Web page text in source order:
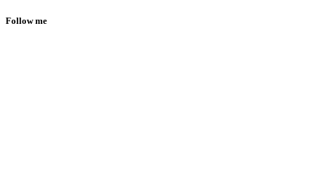
Follow me